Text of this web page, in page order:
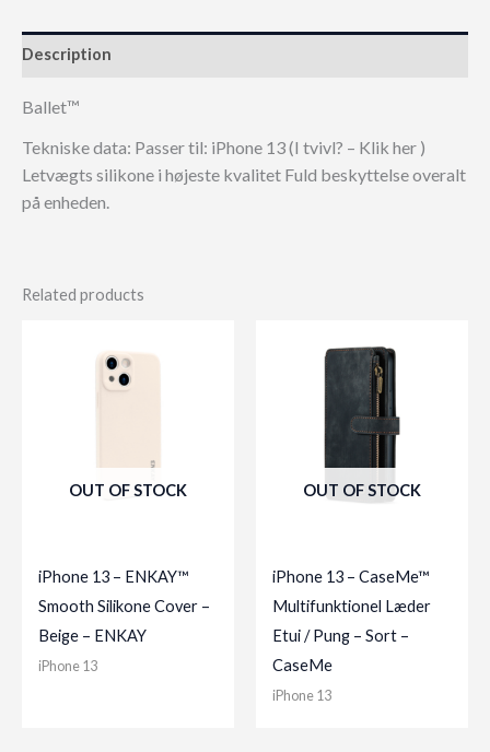
Description
Ballet™
Tekniske data: Passer til: iPhone 13 (I tvivl? – Klik her )
Letvægts silikone i højeste kvalitet Fuld beskyttelse overalt
på enheden.
Related products
OUT OF STOCK
iPhone 13 – ENKAY™
Smooth Silikone Cover –
Beige – ENKAY
iPhone 13
OUT OF STOCK
iPhone 13 – CaseMe™
Multifunktionel Læder
Etui / Pung – Sort –
CaseMe
iPhone 13